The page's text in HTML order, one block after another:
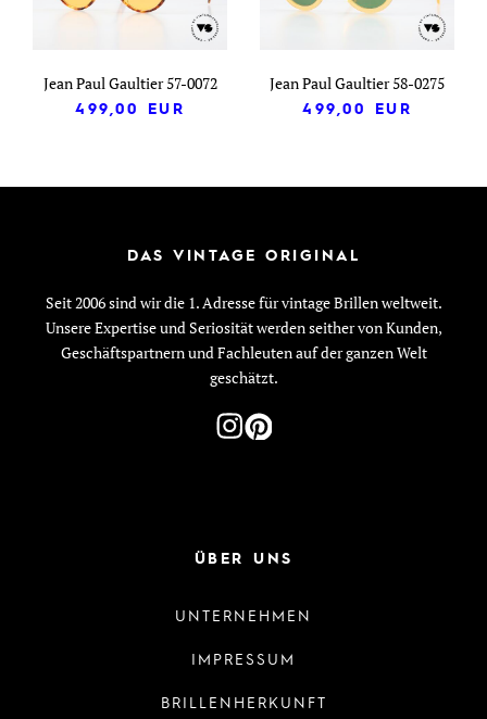
Jean Paul Gaultier 57-0072
499,00
EUR
Jean Paul Gaultier 58-0275
499,00
EUR
DAS VINTAGE ORIGINAL
Seit 2006 sind wir die 1. Adresse für vintage Brillen weltweit.
Unsere Expertise und Seriosität werden seither von Kunden,
Geschäftspartnern und Fachleuten auf der ganzen Welt
geschätzt.
ÜBER UNS
UNTERNEHMEN
IMPRESSUM
BRILLENHERKUNFT